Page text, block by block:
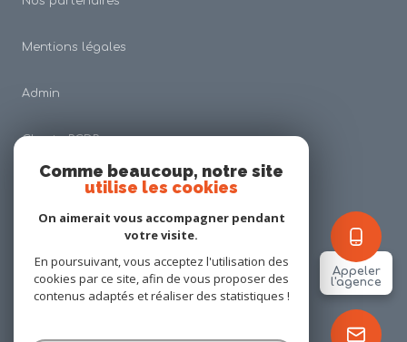
Appeler
l'agence
Mentions légales
Admin
Charte RGDP
Nos honoraires
Cookies
© 2026 | Tous droits réservés
Comme beaucoup, notre site
utilise les cookies
On aimerait vous accompagner pendant
votre visite.
En poursuivant, vous acceptez l'utilisation des
cookies par ce site, afin de vous proposer des
contenus adaptés et réaliser des statistiques !